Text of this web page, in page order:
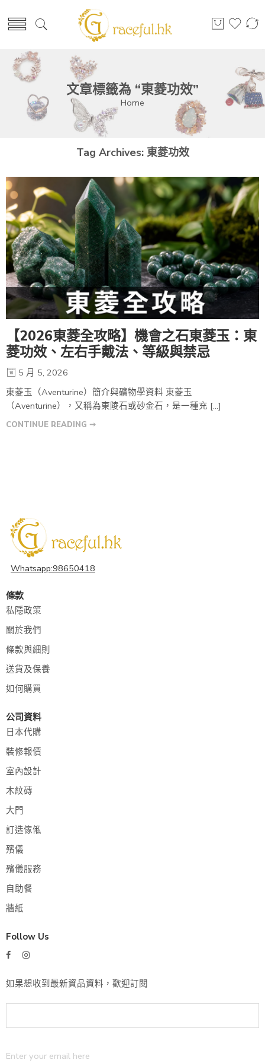
文章標籤為 “東菱功效”
Home
Tag Archives: 東菱功效
【2026東菱全攻略】機會之石東菱玉：東
菱功效、左右手戴法、等級與禁忌
5 月 5, 2026
東菱玉（Aventurine）簡介與礦物學資料 東菱玉
（Aventurine），又稱為東陵石或砂金石，是一種充 […]
CONTINUE READING ➞
Whatsapp:98650418
條款
私隱政策
關於我們
條款與細則
送貨及保養
如何購買
公司資料
日本代購
裝修報價
室內設計
木紋磚
大門
訂造傢俬
殯儀
殯儀服務
自助餐
牆紙
Follow Us
如果想收到最新資品資料，歡迎訂閱